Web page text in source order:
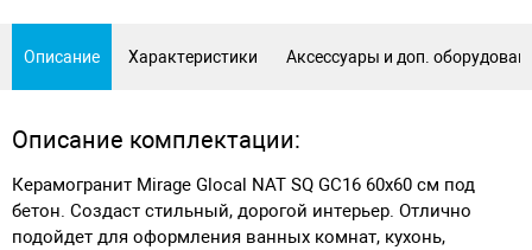
Описание Характеристики Аксессуары и доп.
Описание комплектации:
Керамогранит Mirage Glocal NAT SQ GC16 60x60 см под
бетон. Создаст стильный, дорогой интерьер. Отлично
подойдет для оформления ванных комнат, кухонь,